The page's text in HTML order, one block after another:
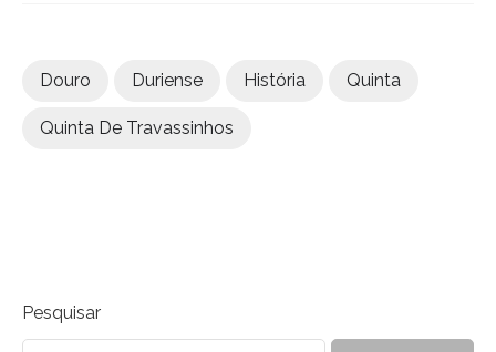
Douro Duriense História Quinta
Quinta De Travassinhos
Pesquisar